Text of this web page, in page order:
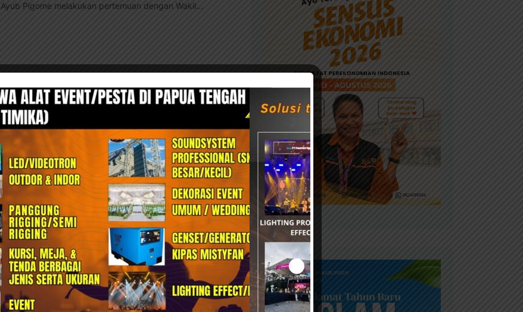
Ayub Pigome melakukan pertemuan dengan Wakil...